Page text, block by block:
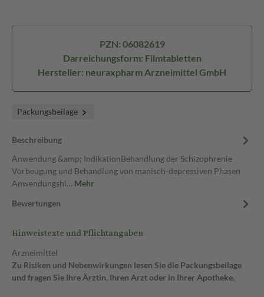
PZN: 06082619
Darreichungsform: Filmtabletten
Hersteller: neuraxpharm Arzneimittel GmbH
Packungsbeilage
Beschreibung
Anwendung &amp; IndikationBehandlung der Schizophrenie
Vorbeugung und Behandlung von manisch-depressiven Phasen
Anwendungshi… Mehr
Bewertungen
Hinweistexte und Pflichtangaben
Arzneimittel
Zu Risiken und Nebenwirkungen lesen Sie die Packungsbeilage
und fragen Sie Ihre Ärztin, Ihren Arzt oder in Ihrer Apotheke.